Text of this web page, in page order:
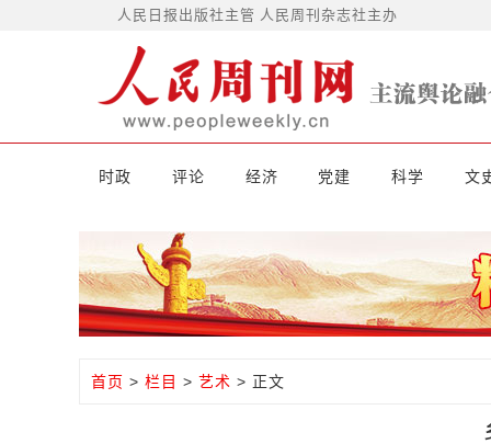
人民日报出版社主管 人民周刊杂志社主办
时政 评论 经济 党建 科学 文
首页 > 栏目 > 艺术 > 正文